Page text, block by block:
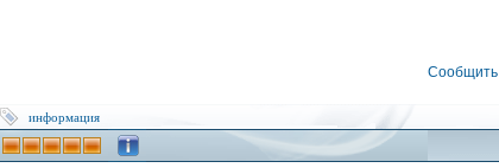
Сообщить
информация